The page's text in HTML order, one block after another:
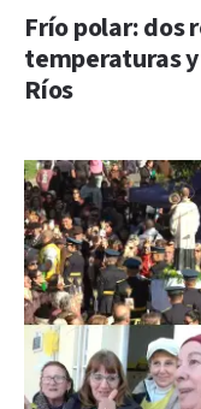
Frío polar: dos
temperaturas
Ríos